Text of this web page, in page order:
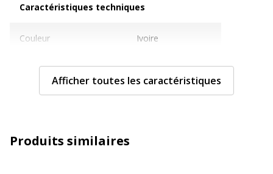
Caractéristiques techniques
Couleur Ivoire
Epaisseur du matériau 200 µm
Afficher toutes les caractéristiques
Produits similaires